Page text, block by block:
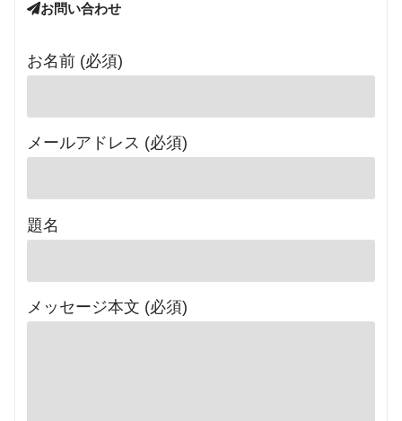
お問い合わせ
お名前 (必須)
メールアドレス (必須)
題名
メッセージ本文 (必須)